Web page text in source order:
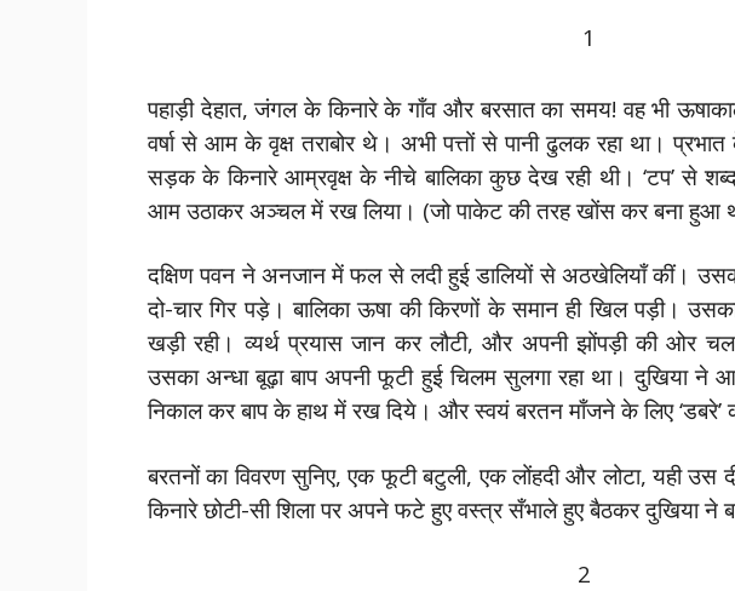
1
पहाड़ी देहात, जंगल के किनारे के गाँव और बरसात का समय! वह भी
वर्षा से आम के वृक्ष तराबोर थे। अभी पत्तों से पानी ढुलक रहा था।
सड़क के किनारे आम्रवृक्ष के नीचे बालिका कुछ देख रही थी। ‘टप’ से
आम उठाकर अञ्चल में रख लिया। (जो पाकेट की तरह खोंस कर बना हुआ
दक्षिण पवन ने अनजान में फल से लदी हुई डालियों से अठखेलियाँ कीं।
दो-चार गिर पड़े। बालिका ऊषा की किरणों के समान ही खिल पड़ी।
खड़ी रही। व्यर्थ प्रयास जान कर लौटी, और अपनी झोंपड़ी की ओर
उसका अन्धा बूढ़ा बाप अपनी फूटी हुई चिलम सुलगा रहा था। दुखिया
निकाल कर बाप के हाथ में रख दिये। और स्वयं बरतन माँजने के लिए
बरतनों का विवरण सुनिए, एक फूटी बटुली, एक लोंहदी और लोटा, यही उस
किनारे छोटी-सी शिला पर अपने फटे हुए वस्त्र सँभाले हुए बैठकर दुखिया ने
2